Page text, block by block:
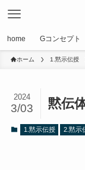
home Gコンセプト
ホーム 1.黙示伝授
黙伝
2024
3/03
1.黙示伝授 2.黙示